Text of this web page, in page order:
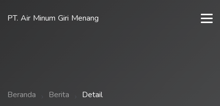
PT. Air Minum Giri Menang
Beranda Berita Detail